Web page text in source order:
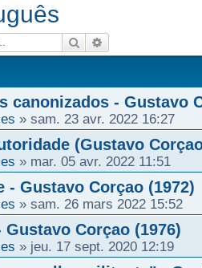
Rechercher
canonizados - Gustavo
» sam. 23 avr. 2022 16:27
(Gustavo
» mar. 05 avr. 2022 11:51
- Gustavo Corçao (1972)
» sam. 26 mars 2022 15:52
Corçao (1976)
» jeu. 17 sept. 2020 12:19